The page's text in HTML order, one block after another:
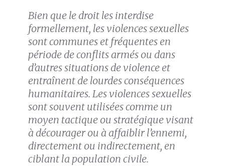
Bien que le droit les interdise
formellement, les violences sexuelles
sont communes et fréquentes en
période de conflits armés ou dans
d’autres situations de violence et
entraînent de lourdes conséquences
humanitaires. Les violences sexuelles
sont souvent utilisées comme un
moyen tactique ou stratégique visant
à décourager ou à affaiblir l’ennemi,
directement ou indirectement, en
ciblant la population civile.